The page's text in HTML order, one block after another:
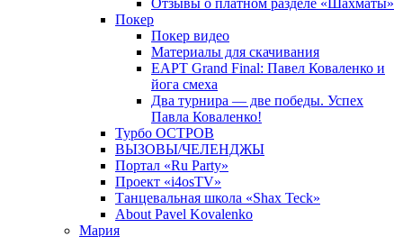
Отзывы о платном разделе «Шахматы»
Покер
Покер видео
Материалы для скачивания
EAPT Grand Final: Павел Коваленко и
йога смеха
Два турнира — две победы. Успех
Павла Коваленко!
Турбо ОСТРОВ
ВЫЗОВЫ/ЧЕЛЕНДЖЫ
Портал «Ru Party»
Проект «i4osTV»
Танцевальная школа «Shax Teck»
About Pavel Kovalenko
Мария